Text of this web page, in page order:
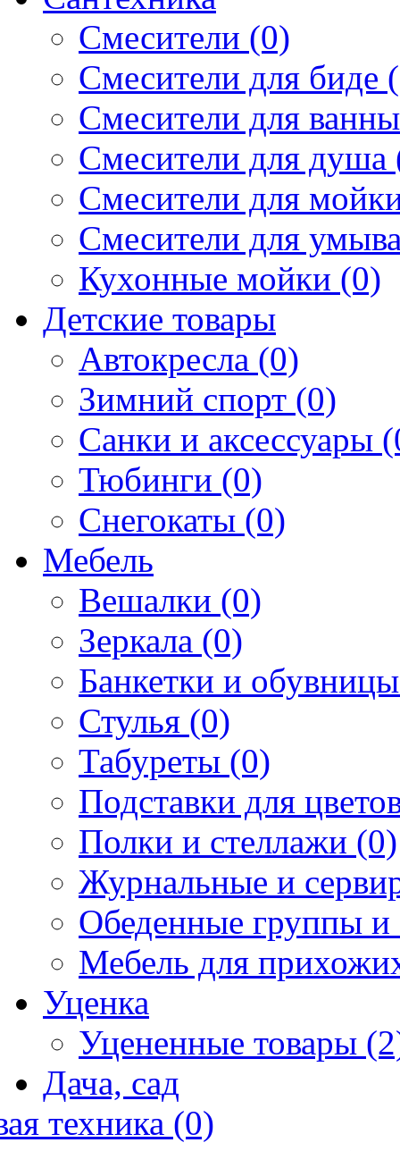
Смесители (0)
Смесители для биде
Смесители для
Смесители для душа
Смесители для
Смесители для
Кухонные мойки (0)
Детские товары
Автокресла (0)
Зимний спорт (0)
Санки и аксессуары
Тюбинги (0)
Снегокаты (0)
Мебель
Вешалки (0)
Зеркала (0)
Банкетки и
Стулья (0)
Табуреты (0)
Подставки для
Полки и стеллажи (0)
Журнальные и
Обеденные группы и
Мебель для
Уценка
Уцененные товары
Дача, сад
техника (0)